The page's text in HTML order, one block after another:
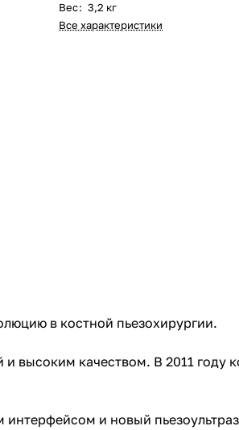
Вес: 3,2 кг
Все характеристики
в костной пьезохирургии.
высоким качеством. В 2011
и новый